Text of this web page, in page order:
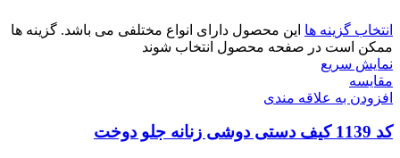
انتخاب گزینه ها این محصول دارای انواع مختلفی می باشد. گزینه ها
ممکن است در صفحه محصول انتخاب شوند
نمایش سریع
مقايسه
افزودن به علاقه مندی
کد 1139 کیف دستی دوشی زنانه جلو دوخت